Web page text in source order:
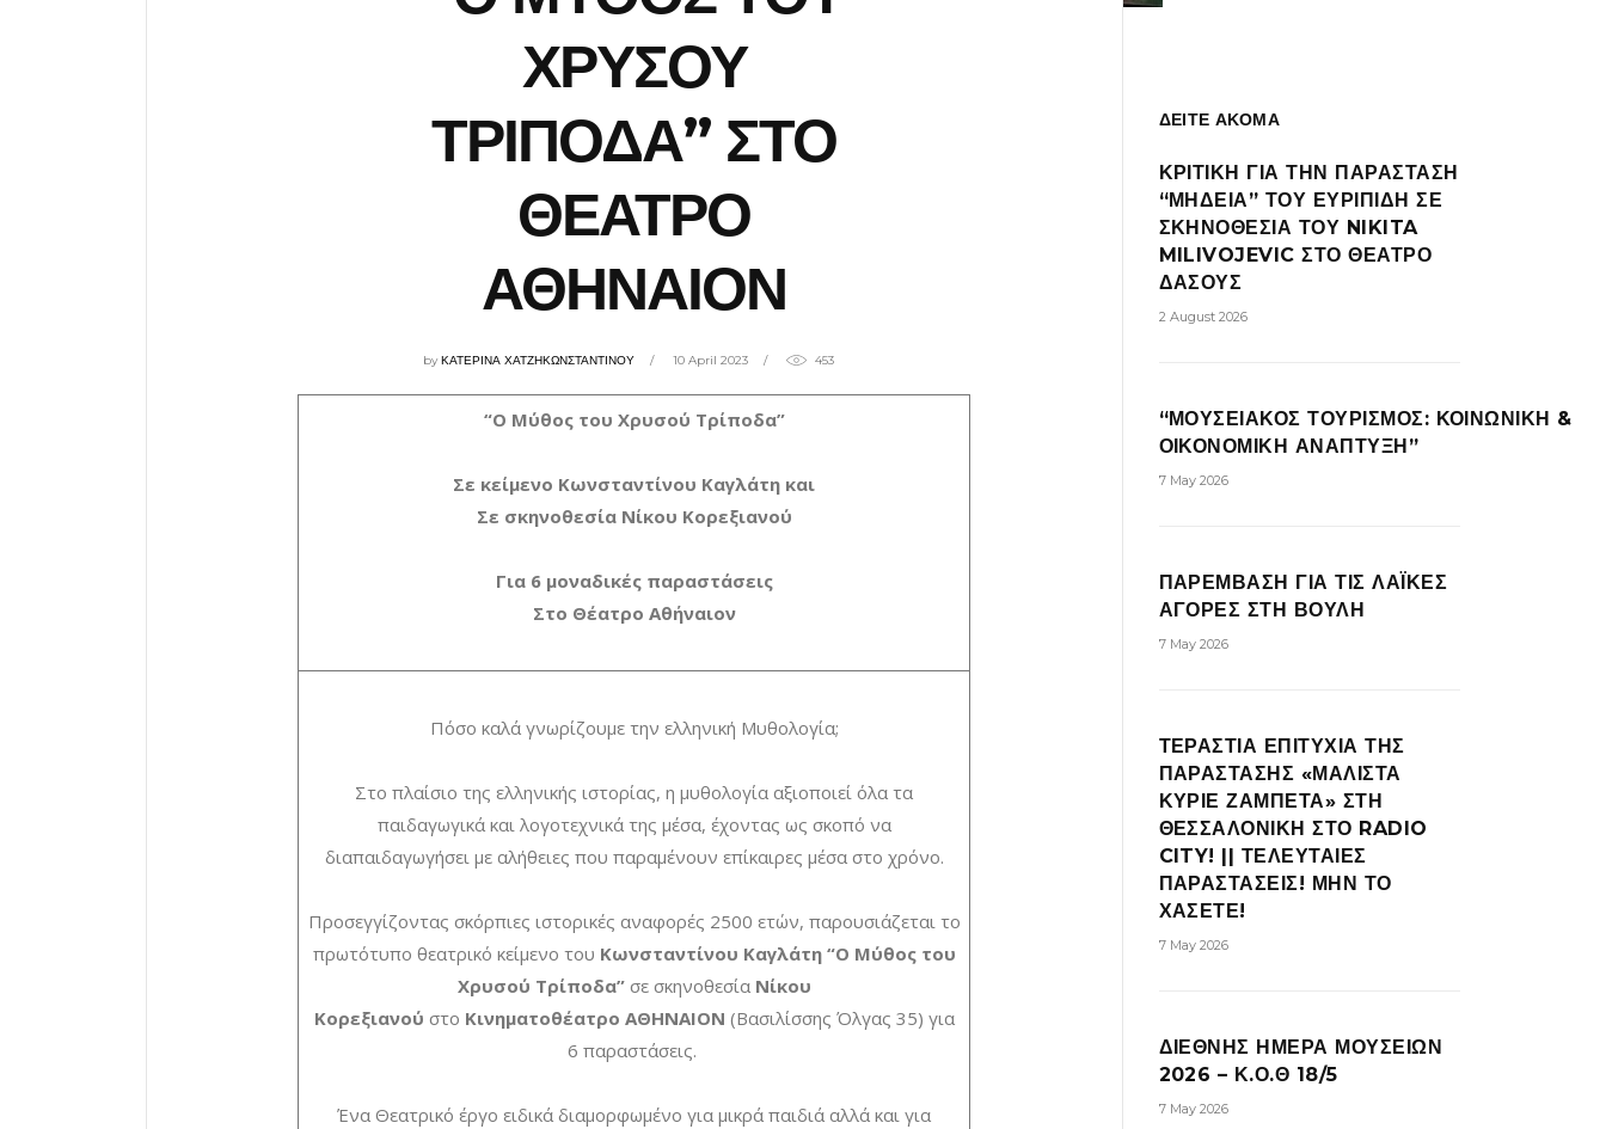
ΧΡΥΣΟΥ
ΤΡΙΠΟΔΑ” ΣΤΟ
ΘΕΑΤΡΟ
ΑΘΗΝΑΙΟΝ
byΚΑΤΕΡΙΝΑ ΧΑΤΖΗΚΩΝΣΤΑΝΤΙΝΟΥ 10 April 2023 453
“Ο Μύθος του Χρυσού Τρίποδα”
Σε κείμενο Κωνσταντίνου Καγλάτη και
Σε σκηνοθεσία Νίκου Κορεξιανού
Για 6 μοναδικές παραστάσεις
Στο Θέατρο Αθήναιον
Πόσο καλά γνωρίζουμε την ελληνική Μυθολογία;
Στο πλαίσιο της ελληνικής ιστορίας, η μυθολογία αξιοποιεί όλα τα
παιδαγωγικά και λογοτεχνικά της μέσα, έχοντας ως σκοπό να
διαπαιδαγωγήσει με αλήθειες που παραμένουν επίκαιρες μέσα στο χρόνο.
Προσεγγίζοντας σκόρπιες ιστορικές αναφορές 2500 ετών, παρουσιάζεται το
πρωτότυπο θεατρικό κείμενο του Κωνσταντίνου Καγλάτη “Ο Μύθος του
Χρυσού Τρίποδα”σε σκηνοθεσίαΝίκου
Κορεξιανού στο Κινηματοθέατρο ΑΘΗΝΑΙΟΝ (Βασιλίσσης Όλγας 35) για
6 παραστάσεις.
Ένα Θεατρικό έργο ειδικά διαμορφωμένο για μικρά παιδιά αλλά και για
ΔΕΙΤΕ ΑΚΟΜΑ
ΚΡΙΤΙΚΗ ΓΙΑ ΤΗΝ ΠΑΡΑΣΤΑΣΗ
“ΜΗΔΕΙΑ” ΤΟΥ ΕΥΡΙΠΙΔΗ ΣΕ
ΣΚΗΝΟΘΕΣΙΑ ΤΟΥ NIKITA
MILIVOJEVIC ΣΤΟ ΘΕΑΤΡΟ
ΔΑΣΟΥΣ
2 August 2026
“ΜΟΥΣΕΙΑΚΟΣ ΤΟΥΡΙΣΜΟΣ: ΚΟΙΝΩΝΙΚΗ &
ΟΙΚΟΝΟΜΙΚΗ ΑΝΑΠΤΥΞΗ”
7 May 2026
ΠΑΡΕΜΒΑΣΗ ΓΙΑ ΤΙΣ ΛΑΪΚΕΣ
ΑΓΟΡΕΣ ΣΤΗ ΒΟΥΛΗ
7 May 2026
ΤΕΡΑΣΤΙΑ ΕΠΙΤΥΧΙΑ ΤΗΣ
ΠΑΡΑΣΤΑΣΗΣ «ΜΑΛΙΣΤΑ
ΚΥΡΙΕ ΖΑΜΠΕΤΑ» ΣΤΗ
ΘΕΣΣΑΛΟΝΙΚΗ ΣΤΟ RADIO
CITY! || ΤΕΛΕΥΤΑΙΕΣ
ΠΑΡΑΣΤΑΣΕΙΣ! ΜΗΝ ΤΟ
ΧΑΣΕΤΕ!
7 May 2026
ΔΙΕΘΝΗΣ ΗΜΕΡΑ ΜΟΥΣΕΙΩΝ
2026 – Κ.Ο.Θ 18/5
7 May 2026